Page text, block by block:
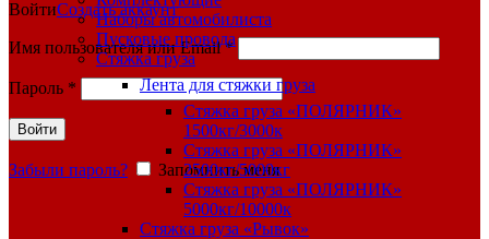
ВойтиСоздать аккаунт
Имя пользователя или Email*
Пароль *
Войти
Забыли пароль? Запомнить меня
Наборы автомобилиста
Пусковые провода
Стяжка груза
Лента для стяжки груза
Стяжка груза «ПОЛЯРНИК»
1500кг/3000к
Стяжка груза «ПОЛЯРНИК»
2500кг/5000кг
Стяжка груза «ПОЛЯРНИК»
5000кг/10000к
Стяжка груза «Рывок»